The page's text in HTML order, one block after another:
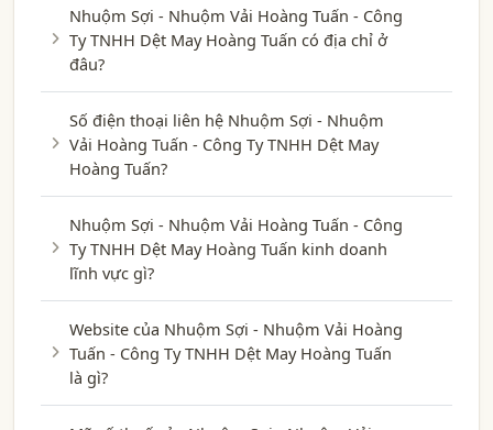
Nhuộm Sợi - Nhuộm Vải Hoàng Tuấn - Công
Ty TNHH Dệt May Hoàng Tuấn có địa chỉ ở
đâu?
Số điện thoại liên hệ Nhuộm Sợi - Nhuộm
Vải Hoàng Tuấn - Công Ty TNHH Dệt May
Hoàng Tuấn?
Nhuộm Sợi - Nhuộm Vải Hoàng Tuấn - Công
Ty TNHH Dệt May Hoàng Tuấn kinh doanh
lĩnh vực gì?
Website của Nhuộm Sợi - Nhuộm Vải Hoàng
Tuấn - Công Ty TNHH Dệt May Hoàng Tuấn
là gì?